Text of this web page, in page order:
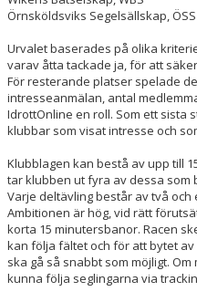
Örnsköldsviks Segelsällskap, ÖSS
Urvalet baserades på olika
varav åtta tackade ja, för att
För resterande platser spelade
intresseanmälan, antal
IdrottOnline en roll. Som ett sista
klubbar som visat intresse och
Klubblagen kan bestå av upp till
tar klubben ut fyra av dessa som
Varje deltävling består av två och
Ambitionen är hög, vid rätt
korta 15 minutersbanor. Racen
kan följa fältet och för att bytet
ska gå så snabbt som möjligt.
kunna följa seglingarna via